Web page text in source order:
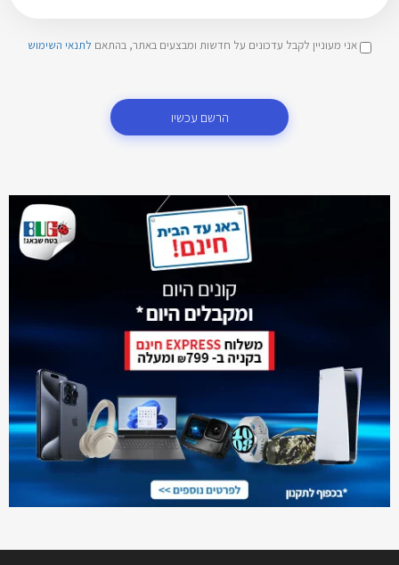
אני מעוניין לקבל עדכונים על חדשות ומבצעים באתר, בהתאם לתנאי השימוש
הרשם עכשיו